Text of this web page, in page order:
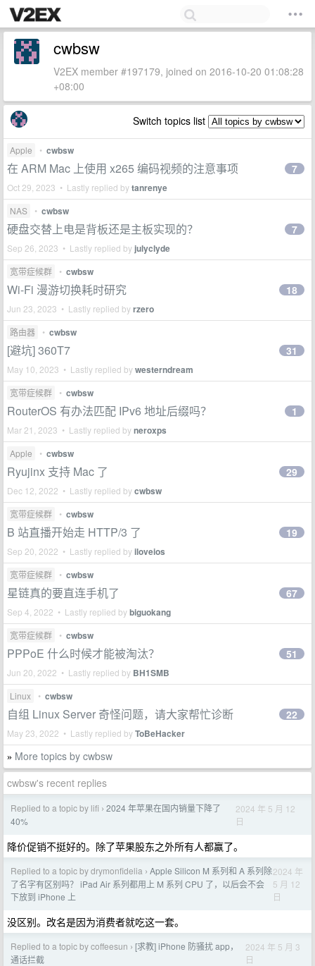
cwbsw
V2EX member #197179, joined on 2016-10-20 01:08:28
+08:00
Switch topics list
Apple • cwbsw
在 ARM Mac 上使用 x265 编码视频的注意事项
Oct 29, 2023 • Lastly replied bytanrenye
7
NAS • cwbsw
硬盘交替上电是背板还是主板实现的？
Sep 26, 2023 • Lastly replied by julyclyde
7
宽带症候群 • cwbsw
Wi-Fi 漫游切换耗时研究
Jun 23, 2023 • Lastly replied byrzero
18
路由器 • cwbsw
[避坑] 360T7
May 10, 2023 • Lastly replied bywesterndream
31
宽带症候群 • cwbsw
RouterOS 有办法匹配 IPv6 地址后缀吗？
Mar 21, 2023 • Lastly replied byneroxps
1
Apple • cwbsw
Ryujinx 支持 Mac 了
Dec 12, 2022 • Lastly replied bycwbsw
29
宽带症候群 • cwbsw
B 站直播开始走 HTTP/3 了
Sep 20, 2022 • Lastly replied byiloveios
19
宽带症候群 • cwbsw
星链真的要直连手机了
Sep 4, 2022 • Lastly replied bybiguokang
67
宽带症候群 • cwbsw
PPPoE 什么时候才能被淘汰？
Jun 20, 2022 • Lastly replied by BH1SMB
51
Linux • cwbsw
自组 Linux Server 奇怪问题，请大家帮忙诊断
May 23, 2022 • Lastly replied byToBeHacker
22
» More topics by cwbsw
cwbsw's recent replies
Replied to a topic by lifi › 2024 年苹果在国内销量下降了
40%
2024 年 5 月 12
日
降价促销不挺好的。除了苹果股东之外所有人都赢了。
Replied to a topic by drymonfidelia › Apple Silicon M 系列和 A 系列除
了名字有区别吗？ iPad Air 系列都用上 M 系列 CPU 了，以后会不会
下放到 iPhone 上
2024 年
5 月 12
日
没区别。改名是因为消费者就吃这一套。
Replied to a topic by coffeesun › [求教] iPhone 防骚扰 app，
通话拦截
2024 年 5 月 3
日